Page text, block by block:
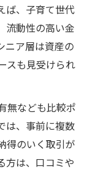
ば、子育て世代
流動性の高い金
ニア層は資産の
スも見受けられ
無なども比較ポ
は、事前に複数
得のいく取引が
方は、口コミや